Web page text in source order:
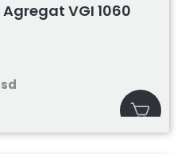
VGI 1060